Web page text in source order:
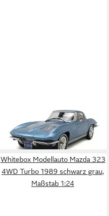
Modellauto Chevrolet
Corvette Stingray C2 1963
hellblau metallic
35,40 €
in 4-5 Werktagen bei dir
Whitebox Modellauto Mazda 323
4WD Turbo 1989 schwarz grau,
Maßstab 1:24